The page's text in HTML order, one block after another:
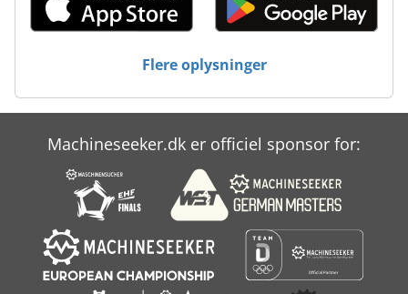
Flere oplysninger
Machineseeker.dk er officiel sponsor for: